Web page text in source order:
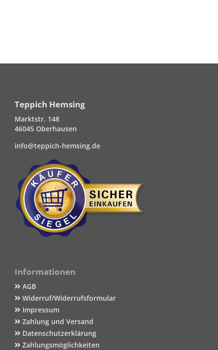
Teppich Hemsing
Marktstr. 148
46045 Oberhausen
info@teppich-hemsing.de
Informationen
AGB
Widerruf/Widerrufsformular
Impressum
Zahlung und Versand
Datenschutzerklärung
Zahlungsmöglichkeiten